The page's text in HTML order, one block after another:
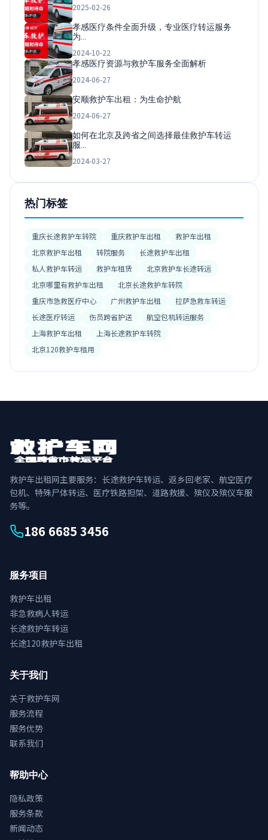
2025-02-26
孝感医疗条件全面升级，专业医疗转运服务
为…
2024-10-22
孝感医疗资源与救护车服务全面解析
2024-06-27
安顺救护车出租：为生命护航
2024-06-27
如何在北京及跨省之间选择最佳救护车转运
服…
2024-03-27
热门标签
重庆长途救护车转院 重庆救护车出租
救护车出租
北京救护车出租
转院服务
长途救护车出租
私人救护车转运
救护车租赁
北京救护车长途转运
北京哪里有救护车出租
北京长途救护车转院
重庆市急救医疗中心
广州救护车出租
拉萨急救车转运
长途医疗转运
伤员跨省护送
航空包机转运服务
上海救护车出租
上海长途救护车转院
北京120救护车租用
救护车出租网主要服务：长途救护车转运、返乡回老家、航空医疗
包机、特殊尸体转运、医疗铁路担架、道路救援、殡仪及殡仪车服
务等。
186 6685 3456
服务项目
救护车出租
非急救病人转运
长途救护车转运
长途120救护车出租
关于我们
关于救护车网
服务流程
服务优势
联系我们
帮助中心
隐私政策
服务条款
新闻动态